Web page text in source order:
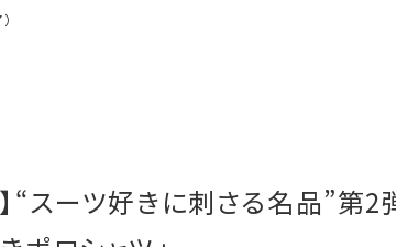
】“スーツ好きに刺さる名品”